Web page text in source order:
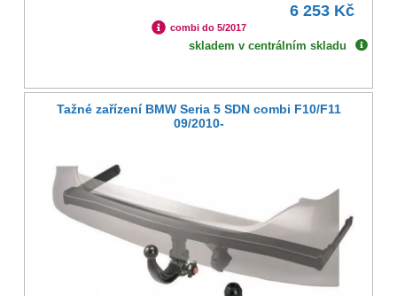
6 253 Kč
combi do 5/2017
skladem v centrálním skladu
Tažné zařízení BMW Seria 5 SDN combi F10/F11
09/2010-